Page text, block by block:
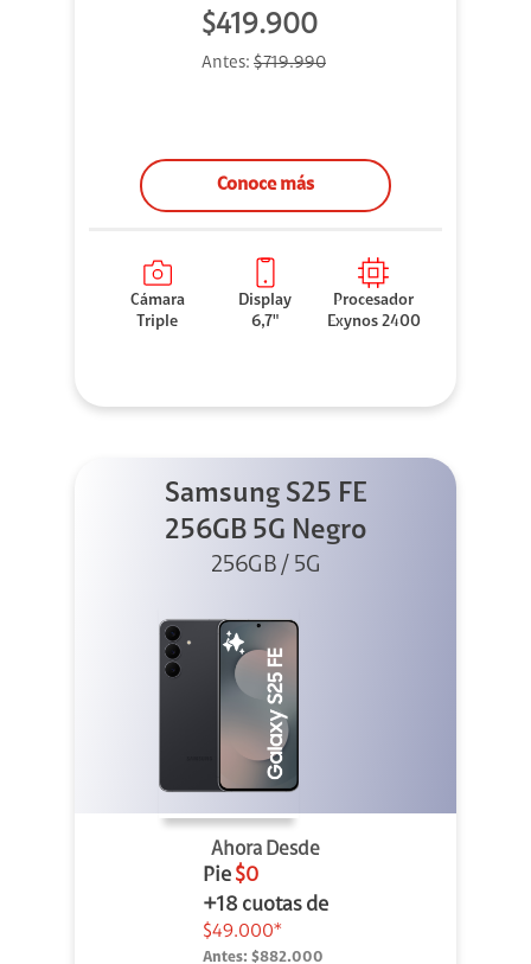
$419.900
Antes: $719.990
Conoce más
Cámara
Triple
Display
6,7"
Procesador
Exynos 2400
Samsung S25 FE
256GB 5G Negro
256GB / 5G
Ahora Desde
Pie $0
+18 cuotas de
$49.000*
Antes: $882.000